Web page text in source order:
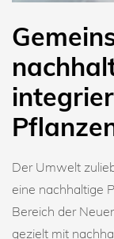
Der Umwelt
eine nachhaltige
Bereich der
gezielt mit